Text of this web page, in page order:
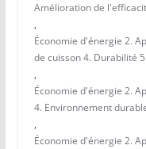
Amélioration de
,
Économie d'énergie 2.
de cuisson 4. Durabilité
,
Économie d'énergie 2.
4. Environnement
,
Économie d'énergie 2.